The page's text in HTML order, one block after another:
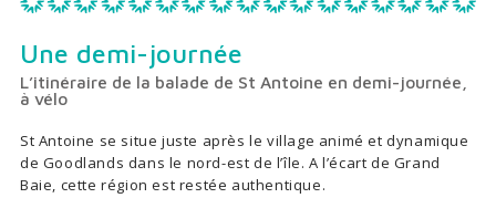
Une demi-journée
L’itinéraire de la balade de St Antoine en demi-journée,
à vélo
St Antoine se situe juste après le village animé et dynamique
de Goodlands dans le nord-est de l’île. A l’écart de Grand
Baie, cette région est restée authentique.